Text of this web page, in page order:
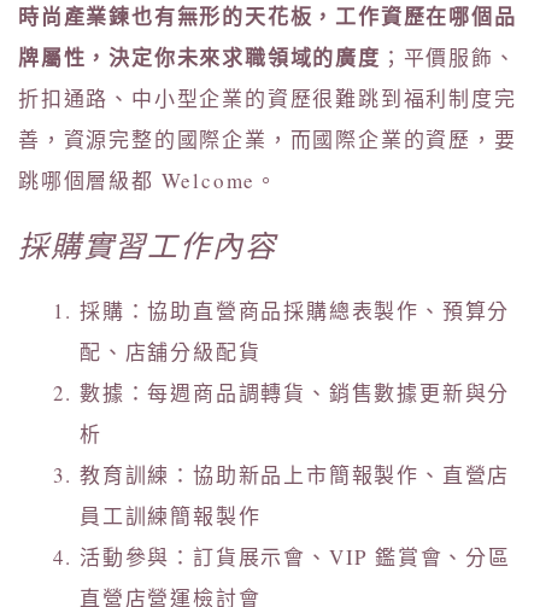
時尚產業鍊也有無形的天花板，工作資歷在哪個品
牌屬性，決定你未來求職領域的廣度 ；平價服飾、
折扣通路、中小型企業的資歷很難跳到福利制度完
善，資源完整的國際企業，而國際企業的資歷，要
跳哪個層級都 Welcome。
採購實習工作內容
採購：協助直營商品採購總表製作、預算分
配、店舖分級配貨
數據：每週商品調轉貨、銷售數據更新與分
析
教育訓練：協助新品上市簡報製作、直營店
員工訓練簡報製作
活動參與：訂貨展示會、VIP 鑑賞會、分區
直營店營運檢討會